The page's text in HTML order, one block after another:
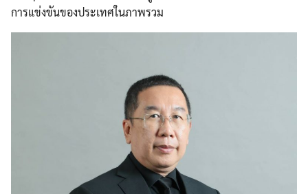
การแข่งขันของประเทศในภาพรวม